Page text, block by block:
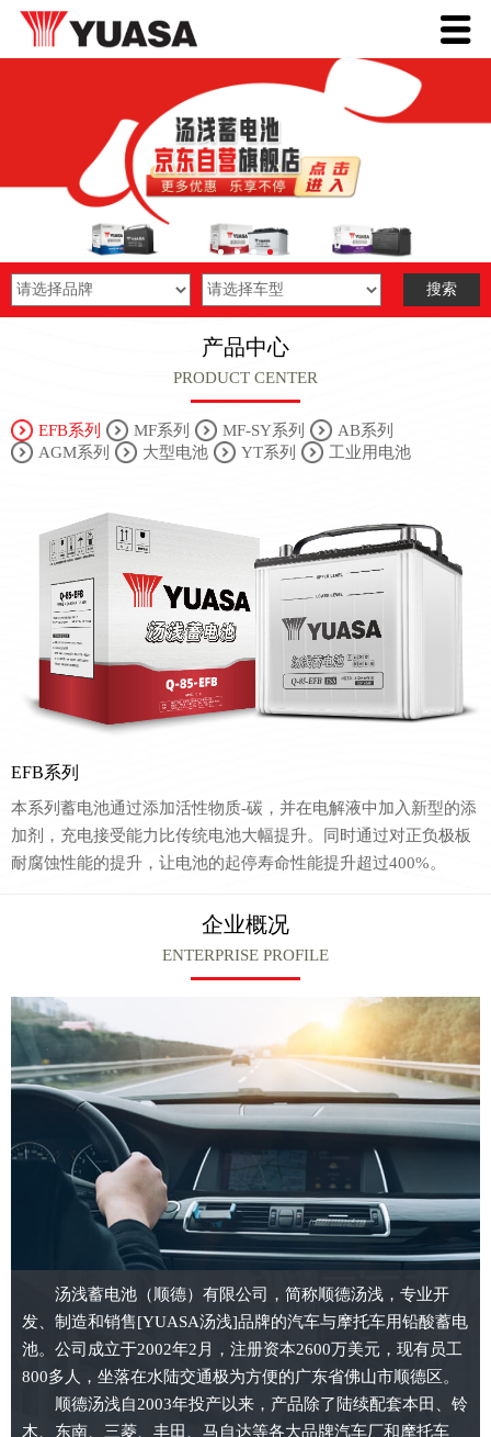
产品中心
PRODUCT CENTER
EFB系列 MF系列 MF-SY系列
AB系列
AGM系列
大型电池 YT系列 工业用电池
EFB系列
本系列蓄电池通过添加活性物质-碳，并在电解液中加入新型的添
加剂，充电接受能力比传统电池大幅提升。同时通过对正负极板
耐腐蚀性能的提升，让电池的起停寿命性能提升超过400%。
企业概况
ENTERPRISE PROFILE
汤浅蓄电池（顺德）有限公司，简称顺德汤浅，专业开
发、制造和销售[YUASA汤浅]品牌的汽车与摩托车用铅酸蓄电
池。公司成立于2002年2月，注册资本2600万美元，现有员工
800多人，坐落在水陆交通极为方便的广东省佛山市顺德区。
顺德汤浅自2003年投产以来，产品除了陆续配套本田、铃
木、东南、三菱、丰田、马自达等各大品牌汽车厂和摩托车